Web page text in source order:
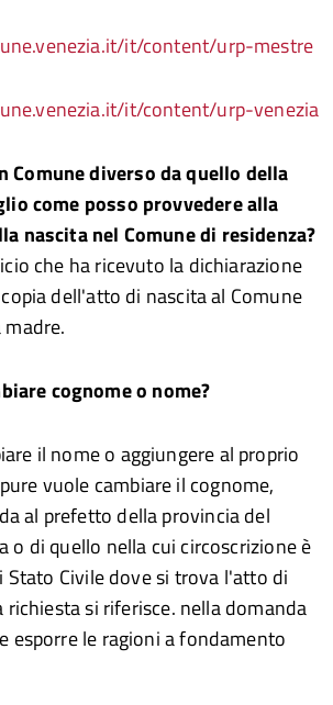
it/content/urp-mestre
it/content/urp-venezia
Comune diverso da quello della
come posso provvedere alla
nascita nel Comune di residenza?
che ha ricevuto la dichiarazione
dell'atto di nascita al Comune
cognome o nome?
il nome o aggiungere al proprio
vuole cambiare il cognome,
al prefetto della provincia del
o di quello nella cui circoscrizione è
Civile dove si trova l'atto di
richiesta si riferisce. nella domanda
esporre le ragioni a fondamento